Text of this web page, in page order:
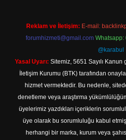
Reklam ve İletişim: E-mail:
forumhizmeti@gmail.com Whatsapp:
@karabul
Yasal Uyarı: Sitemiz, 5651 Sayılı
İletişim Kurumu (BTK) tarafından
hizmet vermektedir. Bu nedenle,
denetleme veya araştırma
üyelerimiz yazdıkları içeriklerin
üye olarak bu sorumluluğu kabul
herhangi bir marka, kurum veya